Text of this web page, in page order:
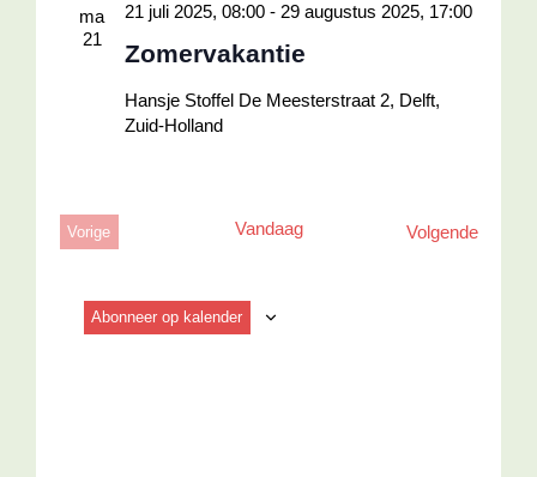
ma
21
Zomervakantie
21 juli 2025, 08:00- 29 augustus 2025, 17:00
Hansje Stoffel De Meesterstraat 2, Delft,
Zuid-Holland
Vorige
Evenementen
Vandaag Volgende
Abonneer op kalender